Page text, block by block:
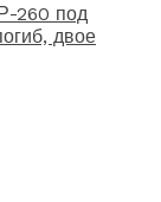
260 под
двое